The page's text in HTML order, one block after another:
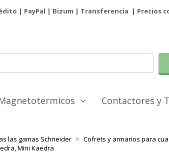
| PayPal | Bizum | Transferencia | Precios
Contactores y
las gamas Schneider Cofrets y armarios para
Mini Kaedra